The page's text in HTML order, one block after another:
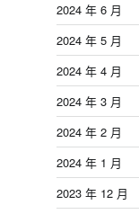
2024 年 6 月
2024 年 5 月
2024 年 4 月
2024 年 3 月
2024 年 2 月
2024 年 1 月
2023 年 12 月